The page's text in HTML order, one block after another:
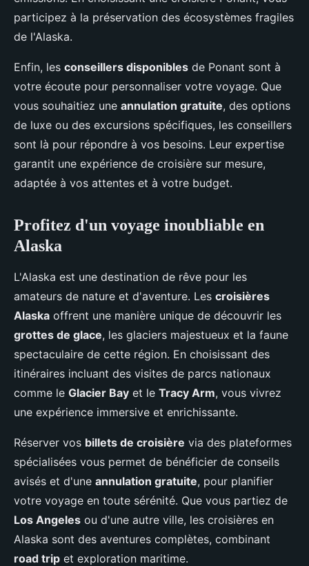
participez à la préservation des écosystèmes fragiles
de l'Alaska.
Enfin, les conseillers disponibles de Ponant sont à
votre écoute pour personnaliser votre voyage. Que
vous souhaitiez une annulation gratuite, des options
de luxe ou des excursions spécifiques, les conseillers
sont là pour répondre à vos besoins. Leur expertise
garantit une expérience de croisière sur mesure,
adaptée à vos attentes et à votre budget.
Profitez d'un voyage inoubliable en
Alaska
L'Alaska est une destination de rêve pour les
amateurs de nature et d'aventure. Les croisières
Alaska offrent une manière unique de découvrir les
grottes de glace, les glaciers majestueux et la faune
spectaculaire de cette région. En choisissant des
itinéraires incluant des visites de parcs nationaux
comme le Glacier Bay et le Tracy Arm, vous vivrez
une expérience immersive et enrichissante.
Réserver vos billets de croisière via des plateformes
spécialisées vous permet de bénéficier de conseils
avisés et d'une annulation gratuite, pour planifier
votre voyage en toute sérénité. Que vous partiez de
Los Angeles ou d'une autre ville, les croisières en
Alaska sont des aventures complètes, combinant
road trip et exploration maritime.